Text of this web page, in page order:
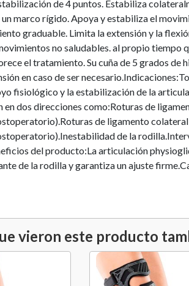
de 4 puntos. Estabiliza
marco rígido. Apoya y estabiliza el
graduable. Limita la extensión y la
no saludables. al propio tiempo
el tratamiento. Su cuña de 5 grados de
en caso de ser
fisiológico y la estabilización de la
en dos direcciones como:Roturas de
de ligamento colateral
de la
del producto:La articulación
de la rodilla y garantiza un ajuste
pueden cambiar las cuñas fácil y
usar tornillos.Las almohadillas divididas en
sutura.Blunding recomienda utilizar este
certificado por la empresa.-En el
asesoría puede agendarse de forma
gratuita en su zona.-En el caso
asesoría puede agendarse de forma
vieron este producto